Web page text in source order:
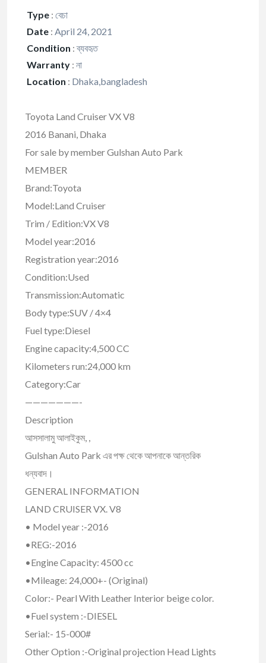
Type : বেচা
Date : April 24, 2021
Condition :ব্যবহৃত
Warranty : না
Location : Dhaka,bangladesh
Toyota Land Cruiser VX V8
2016 Banani, Dhaka
For sale by member Gulshan Auto Park
MEMBER
Brand:Toyota
Model:Land Cruiser
Trim / Edition:VX V8
Model year:2016
Registration year:2016
Condition:Used
Transmission:Automatic
Body type:SUV / 4×4
Fuel type:Diesel
Engine capacity:4,500 CC
Kilometers run:24,000 km
Category:Car
———————-
Description
আসসালামু আলাইকুম, ,
Gulshan Auto Park এর পক্ষ থেকে আপনাকে আন্তরিক
ধন্যবাদ।
GENERAL INFORMATION
LAND CRUISER VX. V8
• Model year :-2016
•REG:-2016
•Engine Capacity: 4500 cc
•Mileage: 24,000+- (Original)
Color:- Pearl With Leather Interior beige color.
•Fuel system :-DIESEL
Serial:- 15-000#
Other Option :-Original projection Head Lights